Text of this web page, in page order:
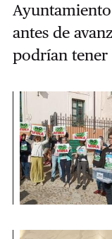
antes de
podrían tener